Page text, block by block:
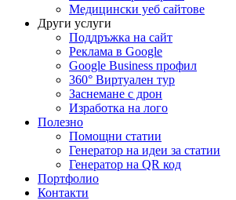
Медицински уеб сайтове
Други услуги
Поддръжка на сайт
Реклама в Google
Google Business профил
360° Виртуален тур
Заснемане с дрон
Изработка на лого
Полезно
Помощни статии
Генератор на идеи за статии
Генератор на QR код
Портфолио
Контакти